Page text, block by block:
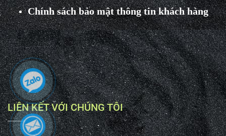
Chính sách bảo mật thông tin khách hàng
LIÊN KẾT VỚI CHÚNG TÔI